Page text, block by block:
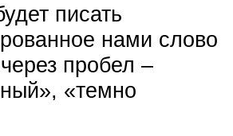
писать
нами слово
пробел –
«темно